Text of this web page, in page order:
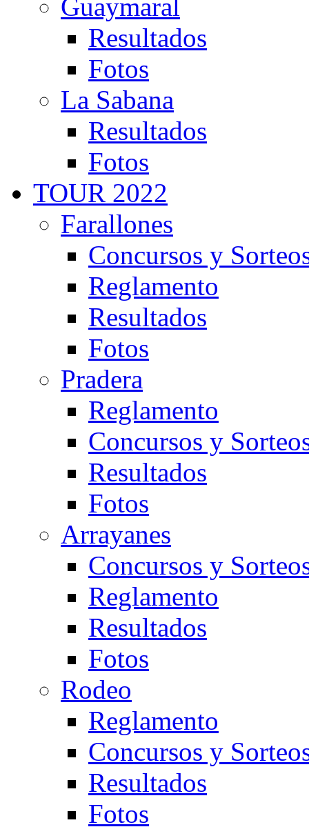
Guaymaral
Resultados
Fotos
La Sabana
Resultados
Fotos
TOUR 2022
Farallones
Concursos y
Reglamento
Resultados
Fotos
Pradera
Reglamento
Concursos y
Resultados
Fotos
Arrayanes
Concursos y
Reglamento
Resultados
Fotos
Rodeo
Reglamento
Concursos y
Resultados
Fotos